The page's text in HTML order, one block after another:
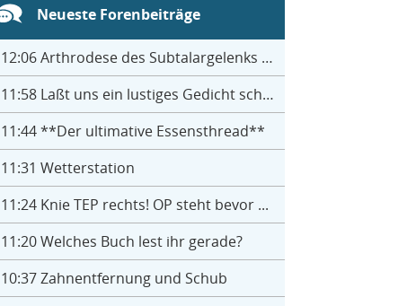
Neueste Forenbeiträge
12:06Arthrodese des Subtalargelenks mit 27
11:58Laßt uns ein lustiges Gedicht schreiben- jeder einen Satz
11:44**Der ultimative Essensthread**
11:31 Wetterstation
11:24Knie TEP rechts! OP steht bevor ...
11:20Welches Buch lest ihr gerade?
10:37Zahnentfernung und Schub